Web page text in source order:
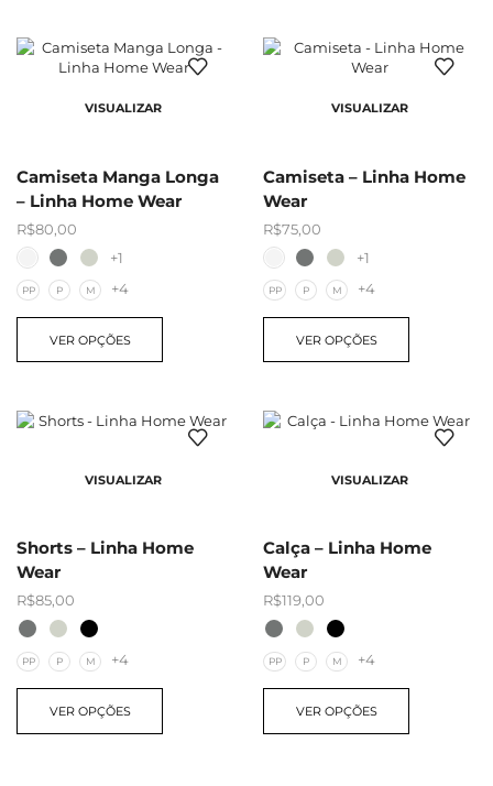
VISUALIZAR
Camiseta Manga Longa
– Linha Home Wear
R$80,00
+1
PP P M +4
VER OPÇÕES
VISUALIZAR
Camiseta – Linha Home
Wear
R$75,00
+1
PP P M +4
VER OPÇÕES
VISUALIZAR
Shorts – Linha Home
Wear
R$85,00
PP P M +4
VER OPÇÕES
VISUALIZAR
Calça – Linha Home
Wear
R$119,00
PP P M +4
VER OPÇÕES